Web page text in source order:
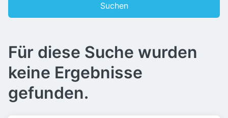
Suchen
Für diese Suche wurden
keine Ergebnisse
gefunden.